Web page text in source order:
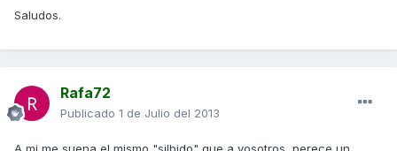
Saludos.
Rafa72
Publicado 1 de Julio del 2013